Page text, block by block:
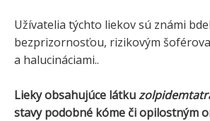
Užívatelia týchto liekov sú známi
bezprizornosťou, rizikovým
a halucináciami..
Lieky obsahujúce látku
stavy podobné kóme či opilostným